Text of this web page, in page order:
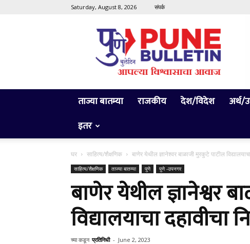
Saturday, August 8, 2026 संपर्क
Pune
Bulletin
ताज्या बातम्या राजकीय देश/विदेश अर्थ/
इतर
घर साहित्य/शैक्षणिक बाणेर येथील ज्ञानेश्वर बाळाजी मुरकुटे पाटील
साहित्य/शैक्षणिक ताज्या बातम्या पुणे पुणे -उपनगर
बाणेर येथील ज्ञानेश्वर
विद्यालयाचा
च्या कडून प्रतिनिधी - June 2, 2023